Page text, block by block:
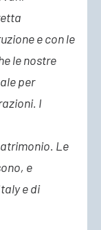
e con le
le nostre
per
I
Le
e
e di